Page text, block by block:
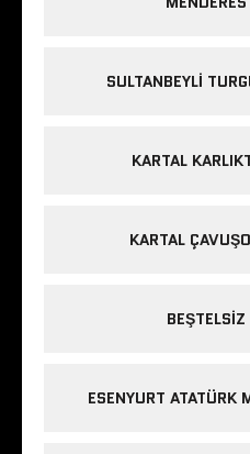
SULTANBEYLI
KARTAL
KARTAL
ESENYURT ATATÜRK